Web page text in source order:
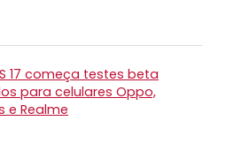
17 começa testes beta
para celulares Oppo,
e Realme